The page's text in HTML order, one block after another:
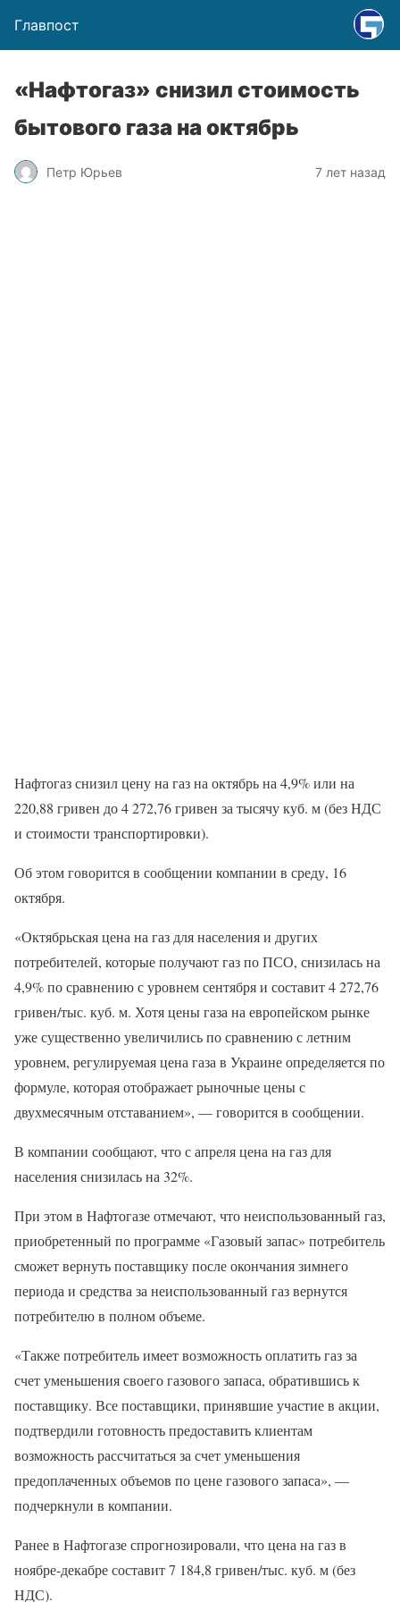
Главпост
«Нафтогаз» снизил стоимость
бытового газа на октябрь
Петр Юрьев 7 лет назад
Нафтогаз снизил цену на газ на октябрь на 4,9% или на
220,88 гривен до 4 272,76 гривен за тысячу куб. м (без НДС
и стоимости транспортировки).
Об этом говорится в сообщении компании в среду, 16
октября.
«Октябрьская цена на газ для населения и других
потребителей, которые получают газ по ПСО, снизилась на
4,9% по сравнению с уровнем сентября и составит 4 272,76
гривен/тыс. куб. м. Хотя цены газа на европейском рынке
уже существенно увеличились по сравнению с летним
уровнем, регулируемая цена газа в Украине определяется по
формуле, которая отображает рыночные цены с
двухмесячным отставанием», — говорится в сообщении.
В компании сообщают, что с апреля цена на газ для
населения снизилась на 32%.
При этом в Нафтогазе отмечают, что неиспользованный газ,
приобретенный по программе «Газовый запас» потребитель
сможет вернуть поставщику после окончания зимнего
периода и средства за неиспользованный газ вернутся
потребителю в полном объеме.
«Также потребитель имеет возможность оплатить газ за
счет уменьшения своего газового запаса, обратившись к
поставщику. Все поставщики, принявшие участие в акции,
подтвердили готовность предоставить клиентам
возможность рассчитаться за счет уменьшения
предоплаченных объемов по цене газового запаса», —
подчеркнули в компании.
Ранее в Нафтогазе спрогнозировали, что цена на газ в
ноябре-декабре составит 7 184,8 гривен/тыс. куб. м (без
НДС).